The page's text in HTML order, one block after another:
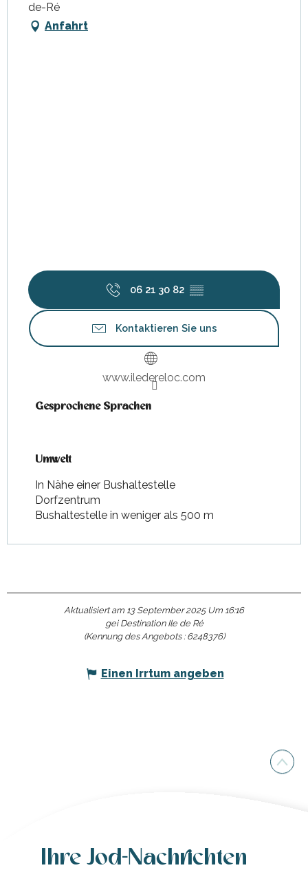
de-Ré
Anfahrt
06 21 30 82 ▒▒
Kontaktieren Sie uns
www.iledereloc.com
Gesprochene Sprachen
Gesprochene Sprachen
Umwelt
Umwelt
In Nähe einer Bushaltestelle
Dorfzentrum
Bushaltestelle in weniger als 500 m
Aktualisiert am 13 September 2025 Um 16:16
gei Destination Ile de Ré
(Kennung des Angebots : 6248376)
Einen Irrtum angeben
Ihre Jod-Nachrichten